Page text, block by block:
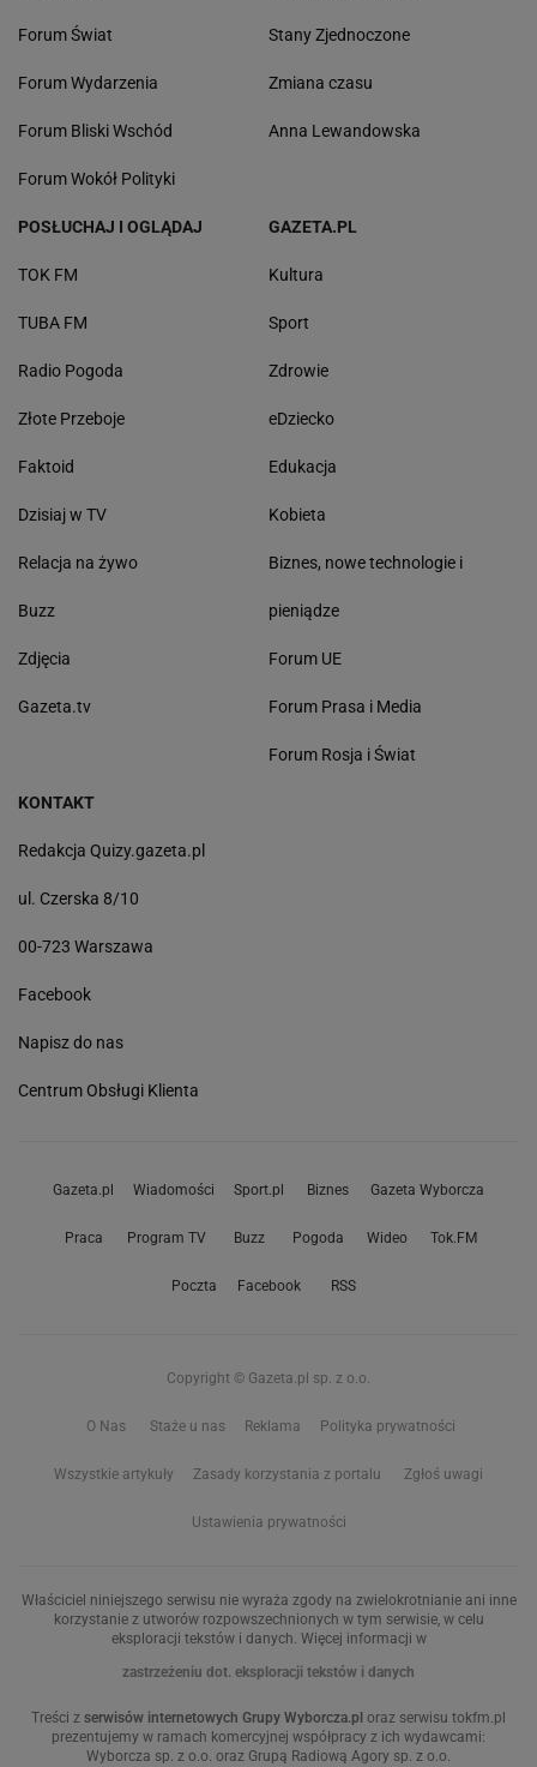
Forum Świat
Forum Wydarzenia
Forum Bliski Wschód
Forum Wokół Polityki
Stany Zjednoczone
Zmiana czasu
Anna Lewandowska
POSŁUCHAJ I OGLĄDAJ
TOK FM
TUBA FM
Radio Pogoda
Złote Przeboje
Faktoid
Dzisiaj w TV
Relacja na żywo
Buzz
Zdjęcia
Gazeta.tv
GAZETA.PL
Kultura
Sport
Zdrowie
eDziecko
Edukacja
Kobieta
Biznes, nowe technologie i
pieniądze
Forum UE
Forum Prasa i Media
Forum Rosja i Świat
KONTAKT
Redakcja Quizy.gazeta.pl
ul. Czerska 8/10
00-723 Warszawa
Facebook
Napisz do nas
Centrum Obsługi Klienta
Gazeta.pl Wiadomości Sport.pl Biznes Gazeta Wyborcza
Praca Program TV Buzz Pogoda Wideo Tok.FM
Poczta Facebook RSS
Copyright © Gazeta.pl sp. z o.o.
O Nas Staże u nas Reklama Polityka prywatności
Wszystkie artykuły Zasady korzystania z portalu Zgłoś uwagi
Ustawienia prywatności
Właściciel niniejszego serwisu nie wyraża zgody na zwielokrotnianie ani inne
korzystanie z utworów rozpowszechnionych w tym serwisie, w celu
eksploracji tekstów i danych. Więcej informacji w
zastrzeżeniu dot. eksploracji tekstów i danych
Treści z serwisów internetowych Grupy Wyborcza.pl oraz serwisu tokfm.pl
prezentujemy w ramach komercyjnej współpracy z ich wydawcami:
Wyborcza sp. z o.o. oraz Grupą Radiową Agory sp. z o.o.